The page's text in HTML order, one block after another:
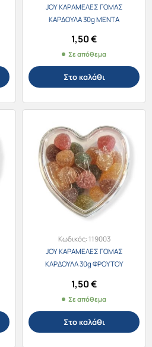
JOY ΚΑΡΑΜΕΛΕΣ ΓΟΜΑΣ
ΚΑΡΔΟΥΛΑ 30g ΜΕΝΤΑ
1,50€
Σε απόθεμα
Στο καλάθι
Κωδικός:119003
JOY ΚΑΡΑΜΕΛΕΣ ΓΟΜΑΣ
ΚΑΡΔΟΥΛΑ 30g ΦΡΟΥΤΟΥ
1,50€
Σε απόθεμα
Στο καλάθι